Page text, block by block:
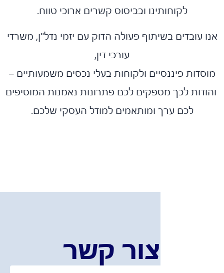
לקוחותינו ובביסוס קשרים ארוכי טווח.
עובדים בשיתוף פעולה הדוק עם יזמי נדל"ן, משרדי
עורכי דין,
פיננסיים ולקוחות בעלי נכסים משמעותיים –
לכך מספקים לכם פתרונות נאמנות המוסיפים
לכם ערך ומותאמים למודל העסקי שלכם.
צור קשר